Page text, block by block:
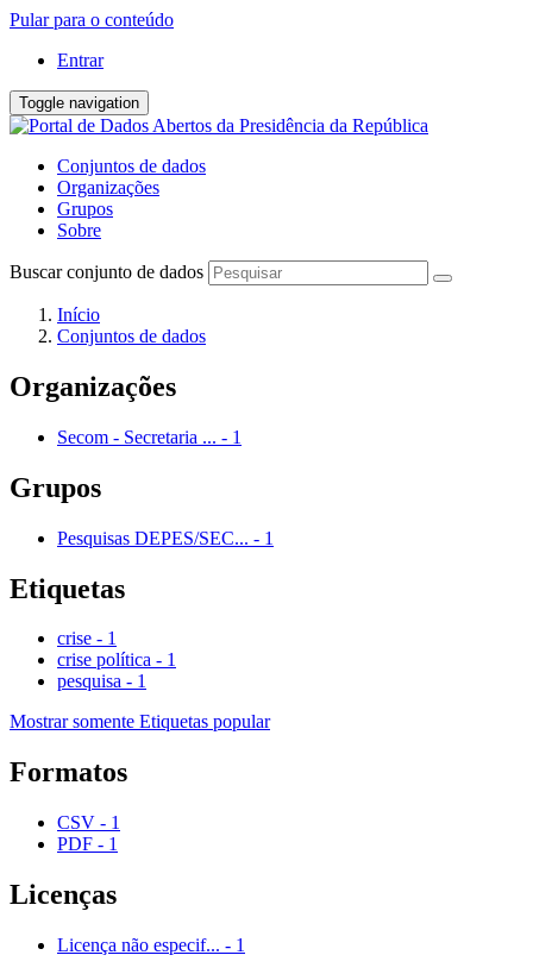
Pular para o conteúdo
Entrar
Toggle navigation
Conjuntos de dados
Organizações
Grupos
Sobre
Buscar conjunto de dados
Início
Conjuntos de dados
Organizações
Secom - Secretaria ... - 1
Grupos
Pesquisas DEPES/SEC... - 1
Etiquetas
crise - 1
crise política - 1
pesquisa - 1
Mostrar somente Etiquetas popular
Formatos
CSV - 1
PDF - 1
Licenças
Licença não especif... - 1